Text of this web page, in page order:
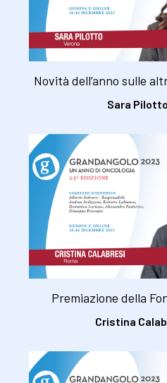
Novità dell’anno sulle
Sara
Premiazione della
Cristina